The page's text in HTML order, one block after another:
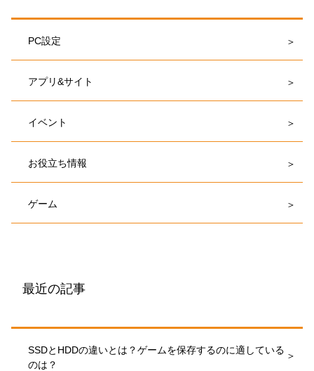
PC設定
アプリ&サイト
イベント
お役立ち情報
ゲーム
最近の記事
SSDとHDDの違いとは？ゲームを保存するのに適している
のは？